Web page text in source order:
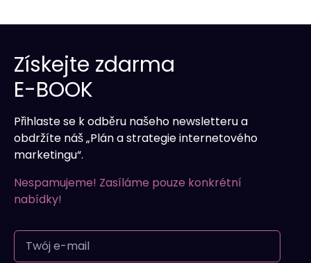
organická viditelnost generuje
reklamu.
Rychlejší nákupní rozhodnutí
zkracuje prodejní proces.
Získejte zdarma
E-BOOK
Přihlaste se k odběru našeho newsletteru a
obdržíte náš „Plán a strategie internetového
marketingu“.
Nespamujeme! Zasíláme pouze konkrétní
nabídky!